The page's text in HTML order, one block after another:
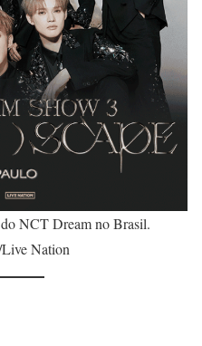
NCT Dream no Brasil.
Nation